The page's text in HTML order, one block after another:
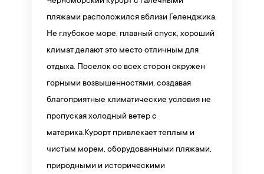
пляжами расположился вблизи Геленджика.
Не глубокое море, плавный спуск, хороший
климат делают это место отличным для
отдыха. Поселок со всех сторон окружен
горными возвышенностями, создавая
благоприятные климатические условия не
пропуская холодный ветер с
материка.Курорт привлекает теплым и
чистым морем, оборудованными пляжами,
природными и историческими